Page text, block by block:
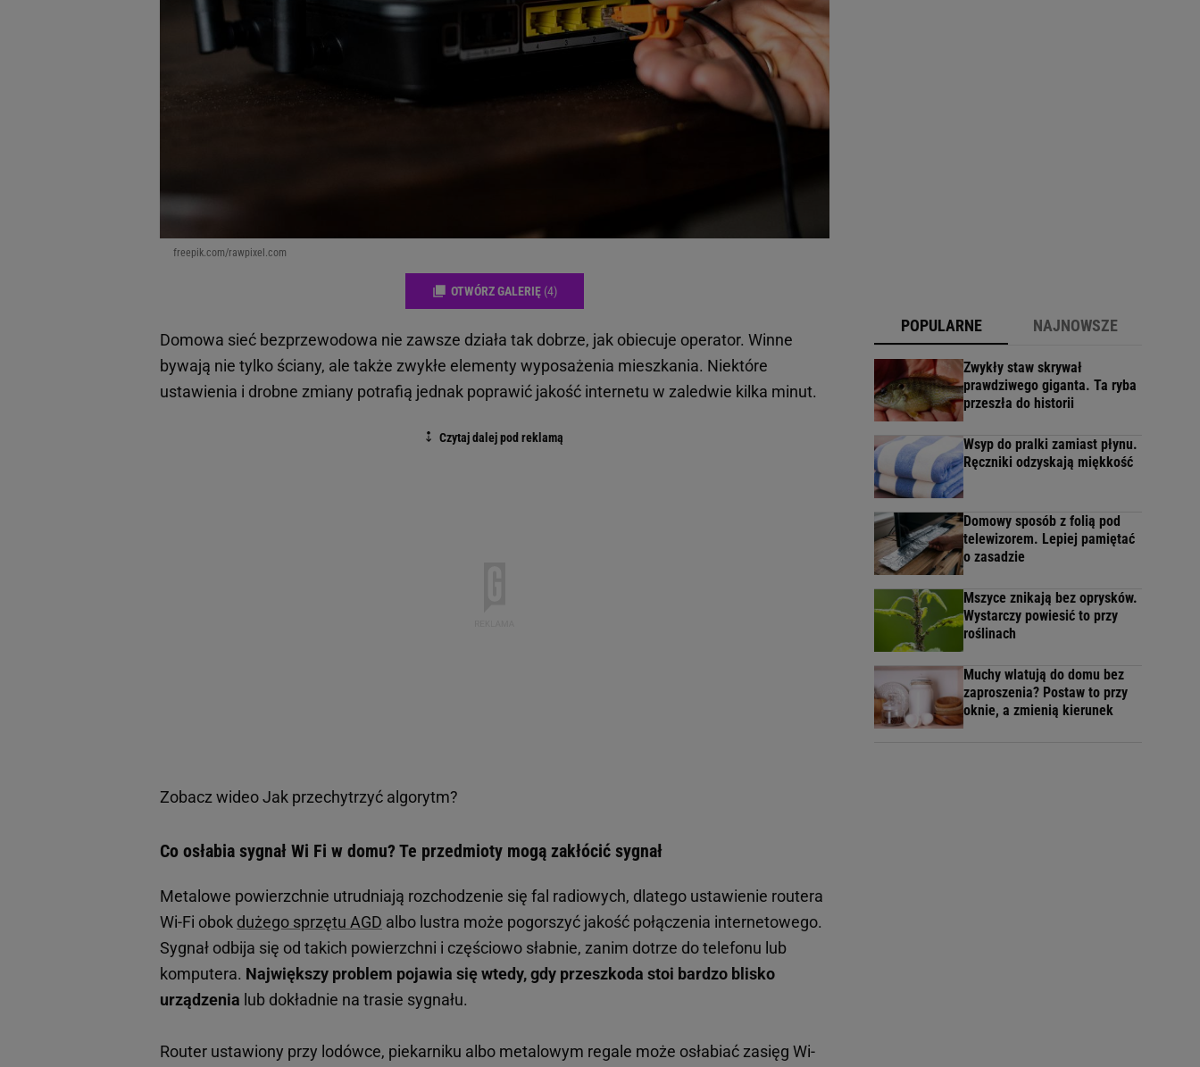
freepik.com/rawpixel.com
OTWÓRZ GALERIĘ (4)
Domowa sieć bezprzewodowa nie zawsze działa tak dobrze, jak obiecuje operator. Winne
bywają nie tylko ściany, ale także zwykłe elementy wyposażenia mieszkania. Niektóre
ustawienia i drobne zmiany potrafią jednak poprawić jakość internetu w zaledwie kilka minut.
Zobacz wideoJak przechytrzyć algorytm?
Co osłabia sygnał Wi Fi w domu? Te przedmioty mogą zakłócić sygnał
Metalowe powierzchnie utrudniają rozchodzenie się fal radiowych, dlatego ustawienie routera
Wi-Fi obok dużego sprzętu AGD albo lustra może pogorszyć jakość połączenia internetowego.
Sygnał odbija się od takich powierzchni i częściowo słabnie, zanim dotrze do telefonu lub
komputera. Największy problem pojawia się wtedy, gdy przeszkoda stoi bardzo blisko
urządzenia lub dokładnie na trasie sygnału.
Router ustawiony przy lodówce, piekarniku albo metalowym regale może osłabiać zasięg Wi-
POPULARNE NAJNOWSZE
Zwykły staw skrywał
prawdziwego giganta. Ta ryba
przeszła do historii
Wsyp do pralki zamiast płynu.
Ręczniki odzyskają miękkość
Domowy sposób z folią pod
telewizorem. Lepiej pamiętać
o zasadzie
Mszyce znikają bez oprysków.
Wystarczy powiesić to przy
roślinach
Muchy wlatują do domu bez
zaproszenia? Postaw to przy
oknie, a zmienią kierunek